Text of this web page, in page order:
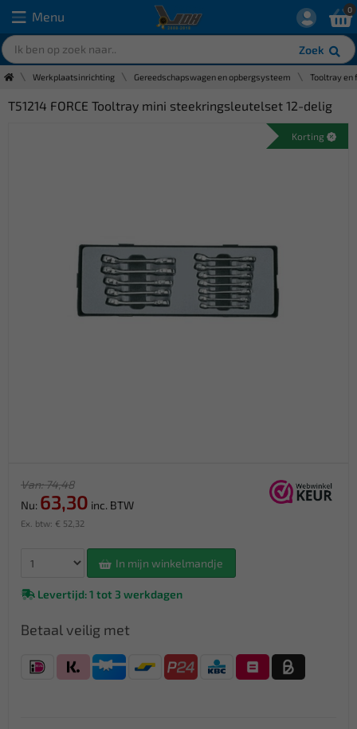
Menu
Zoek
0
Werkplaatsinrichting Gereedschapswagen en opbergsysteem Tooltray en
T51214 FORCE Tooltray mini steekringsleutelset 12-delig
Korting
Van: 74,48
Nu: 63,30 inc. BTW
Ex. btw: € 52,32
In mijn winkelmandje
Levertijd: 1 tot 3 werkdagen
Betaal veilig met